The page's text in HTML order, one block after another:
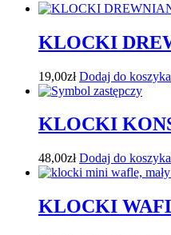
KLOCKI
19,00zł Dodaj do koszyka
KLOCKI
48,00zł Dodaj do koszyka
KLOCKI